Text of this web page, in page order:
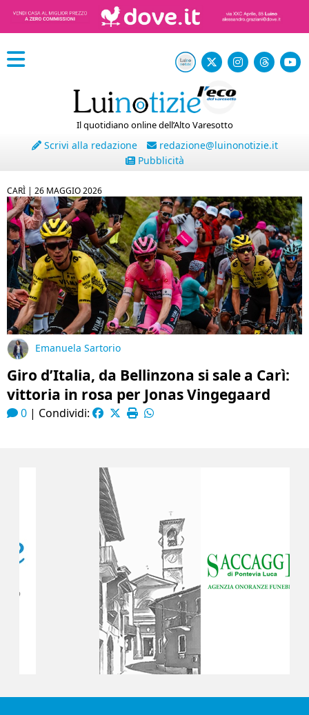
Il quotidiano online dell’Alto Varesotto
Scrivi alla redazione
redazione@luinonotizie.it
Pubblicità
CARÌ | 26 MAGGIO 2026
Emanuela Sartorio
Giro d’Italia, da Bellinzona si sale a Carì:
vittoria in rosa per Jonas Vingegaard
0 | Condividi: